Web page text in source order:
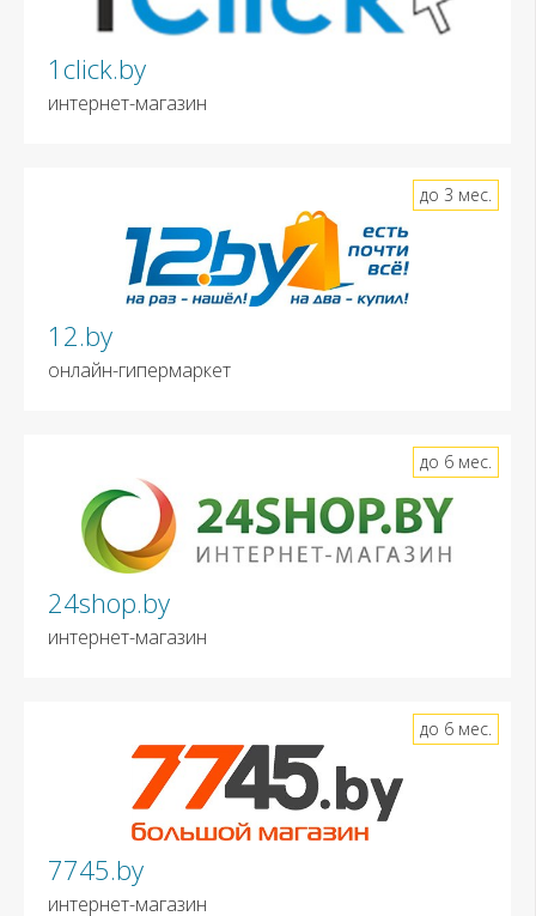
1click.by
интернет-магазин
12.by
онлайн-гипермаркет
до 3 мес.
24shop.by
интернет-магазин
до 6 мес.
7745.by
интернет-магазин
до 6 мес.